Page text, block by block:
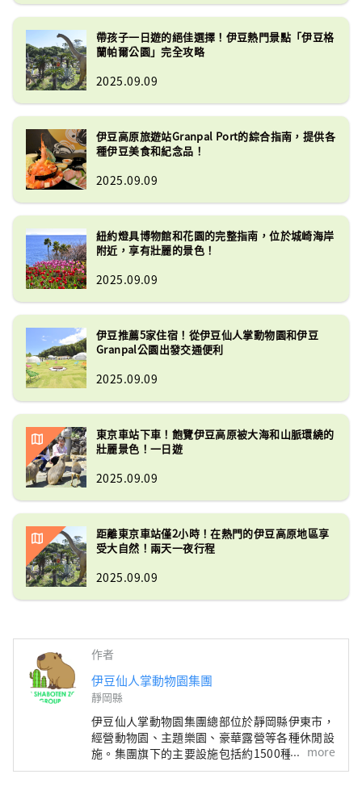
帶孩子一日遊的絕佳選擇！伊豆熱門景點「伊豆格
蘭帕爾公園」完全攻略
2025.09.09
伊豆高原旅遊站Granpal Port的綜合指南，提供各
種伊豆美食和紀念品！
2025.09.09
紐約燈具博物館和花園的完整指南，位於城崎海岸
附近，享有壯麗的景色！
2025.09.09
伊豆推薦5家住宿！從伊豆仙人掌動物園和伊豆
Granpal公園出發交通便利
2025.09.09
東京車站下車！飽覽伊豆高原被大海和山脈環繞的
壯麗景色！一日遊
2025.09.09
距離東京車站僅2小時！在熱門的伊豆高原地區享
受大自然！兩天一夜行程
2025.09.09
作者
伊豆仙人掌動物園集團
靜岡縣
伊豆仙人掌動物園集團總部位於靜岡縣伊東市，
經營動物園、主題樂園、豪華露營等各種休閒設
施。集團旗下的主要設施包括約1500種仙人掌
與約140種動物共存的伊豆仙人掌動物園、豐富
more